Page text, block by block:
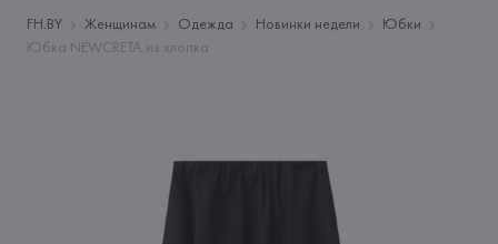
FH.BY Женщинам Одежда Новинки недели
Юбки
Юбка NEWCRETA из хлопка